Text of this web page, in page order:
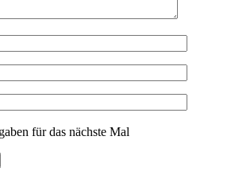
für das nächste Mal